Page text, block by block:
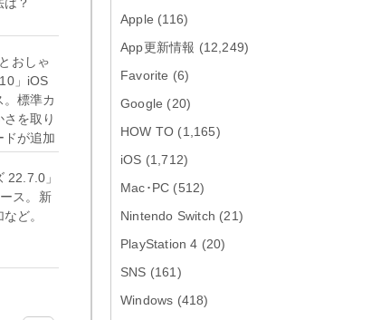
おしゃ
」iOS
標準カ
を取り
ドが追加
22.7.0」
ス。新
ど。
ザ 151.0.7922....
向け最新版...
「Google カレンダー 26.29.4」iOS
向け最新版をリリース。...
「Instagram 441.0.0」iOS向け最新
「Google ドライブ - 安全なオンラ
「Google 翻訳 10.31.311」iOS向
Apple (116)
App更新情報 (12,249)
Favorite (6)
Google (20)
HOW TO (1,165)
iOS (1,712)
Mac･PC (512)
Nintendo Switch (21)
PlayStation 4 (20)
SNS (161)
Windows (418)